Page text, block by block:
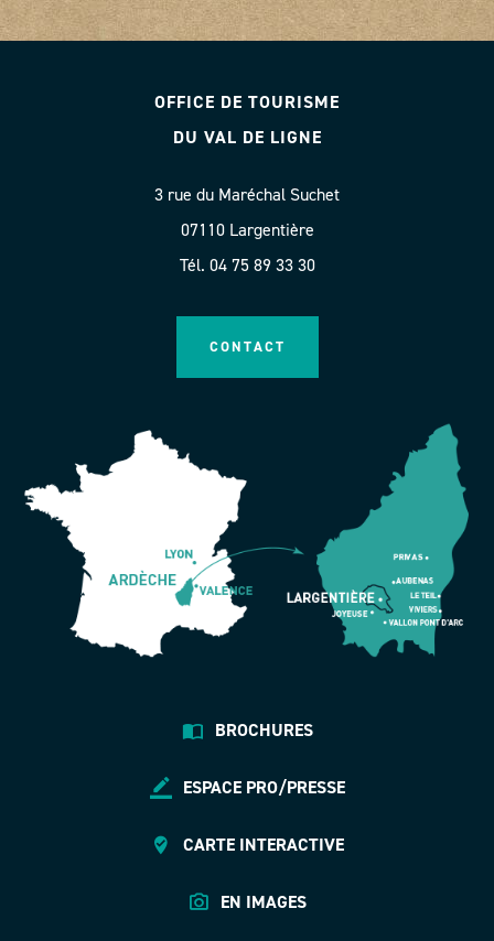
OFFICE DE TOURISME
DU VAL DE LIGNE
3 rue du Maréchal Suchet
07110 Largentière
Tél. 04 75 89 33 30
CONTACT
BROCHURES
ESPACE PRO/PRESSE
CARTE INTERACTIVE
EN IMAGES